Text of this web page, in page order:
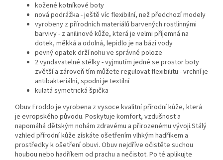
kožené kotníkové boty
nová podrážka - ještě víc flexibilní, než předchozí modely
vyrobeny z přírodních materiálů barvených rostlinnými
barvivy - z anilinové kůže, která je velmi příjemná na
dotek, měkká a odolná, lepidlo je na bázi vody
pevný opatek drží nohu ve správné poloze
2 vyndavatelné stélky - vyjmutím jedné se prostor boty
zvětší a zároveň tím můžete regulovat flexibilitu - vrchní je
antibakteriální, spodní je textilní
kulatá symetrická špička
Obuv Froddo je vyrobena z vysoce kvalitní přírodní kůže, která
je evropského původu. Poskytuje komfort, vzdušnost a
napomáhá dětským nohám zdravému a přirozenému vývoji.Stálý
vzhled přírodní kůže získáte ošetřením vlhkým hadříkem a
prostředky k ošetření obuvi. Obuv nejdříve očistěte suchou
houbou nebo hadříkem od prachu a nečistot. Po té aplikujte